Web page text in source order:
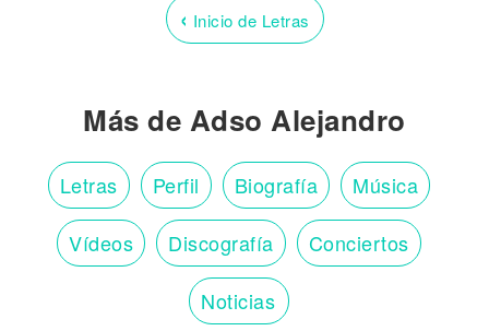
‹ Inicio de Letras
Más de Adso Alejandro
Letras Perfil Biografía Música
Vídeos Discografía Conciertos
Noticias